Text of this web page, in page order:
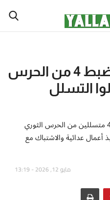
الداخلية الكويتية: ضبط 4 من الحرس
التسلل
الداخلية الكويتية تعلن القبض على 4 متسللين من الحرس الثوري
أعمال عدائية والاشتباك مع
مايو 12, 2026 - 13:19